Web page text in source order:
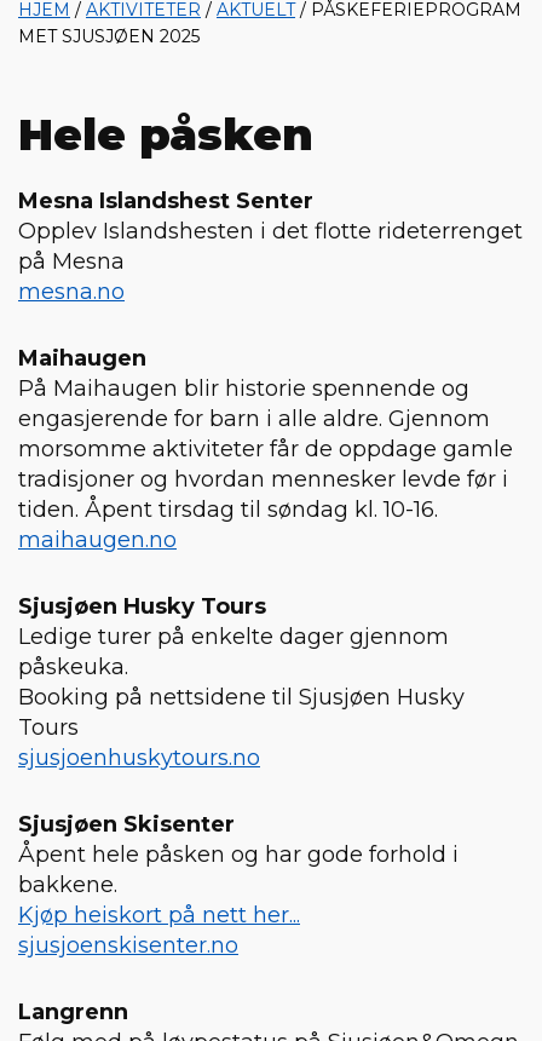
HJEM / AKTIVITETER / AKTUELT/ PÅSKEFERIEPROGRAM
MET SJUSJØEN 2025
Hele påsken
Mesna Islandshest Senter
Opplev Islandshesten i det flotte rideterrenget
på Mesna
mesna.no
Maihaugen
På Maihaugen blir historie spennende og
engasjerende for barn i alle aldre. Gjennom
morsomme aktiviteter får de oppdage gamle
tradisjoner og hvordan mennesker levde før i
tiden. Åpent tirsdag til søndag kl. 10-16.
maihaugen.no
Sjusjøen Husky Tours
Ledige turer på enkelte dager gjennom
påskeuka.
Booking på nettsidene til Sjusjøen Husky
Tours
sjusjoenhuskytours.no
Sjusjøen Skisenter
Åpent hele påsken og har gode forhold i
bakkene.
Kjøp heiskort på nett her...
sjusjoenskisenter.no
Langrenn